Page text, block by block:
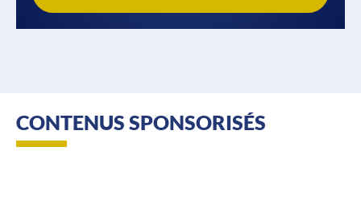
CONTENUS SPONSORISÉS